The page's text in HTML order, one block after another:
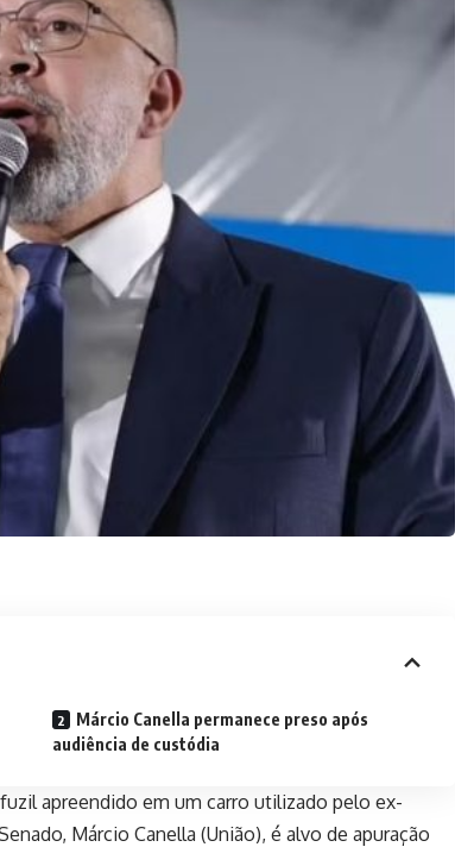
Márcio Canella permanece preso após
audiência de custódia
apreendido em um carro utilizado pelo ex-
Márcio Canella (União), é alvo de apuração